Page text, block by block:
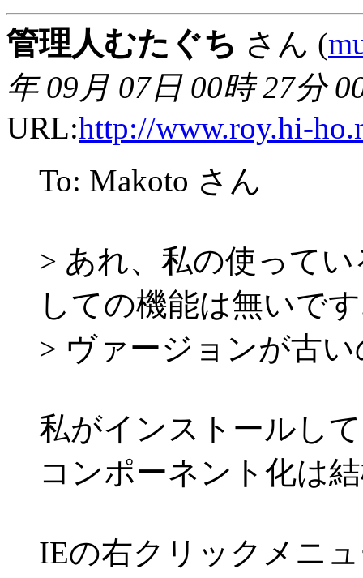
管理人むたぐち さん (
年 09月 07日 00時 27分
URL:http://www.roy.hi-
To: Makoto さん
> あれ、私の使って
しての機能は無いで
> ヴァージョンが古
私がインストールし
コンポーネント化は
IEの右クリックメニ